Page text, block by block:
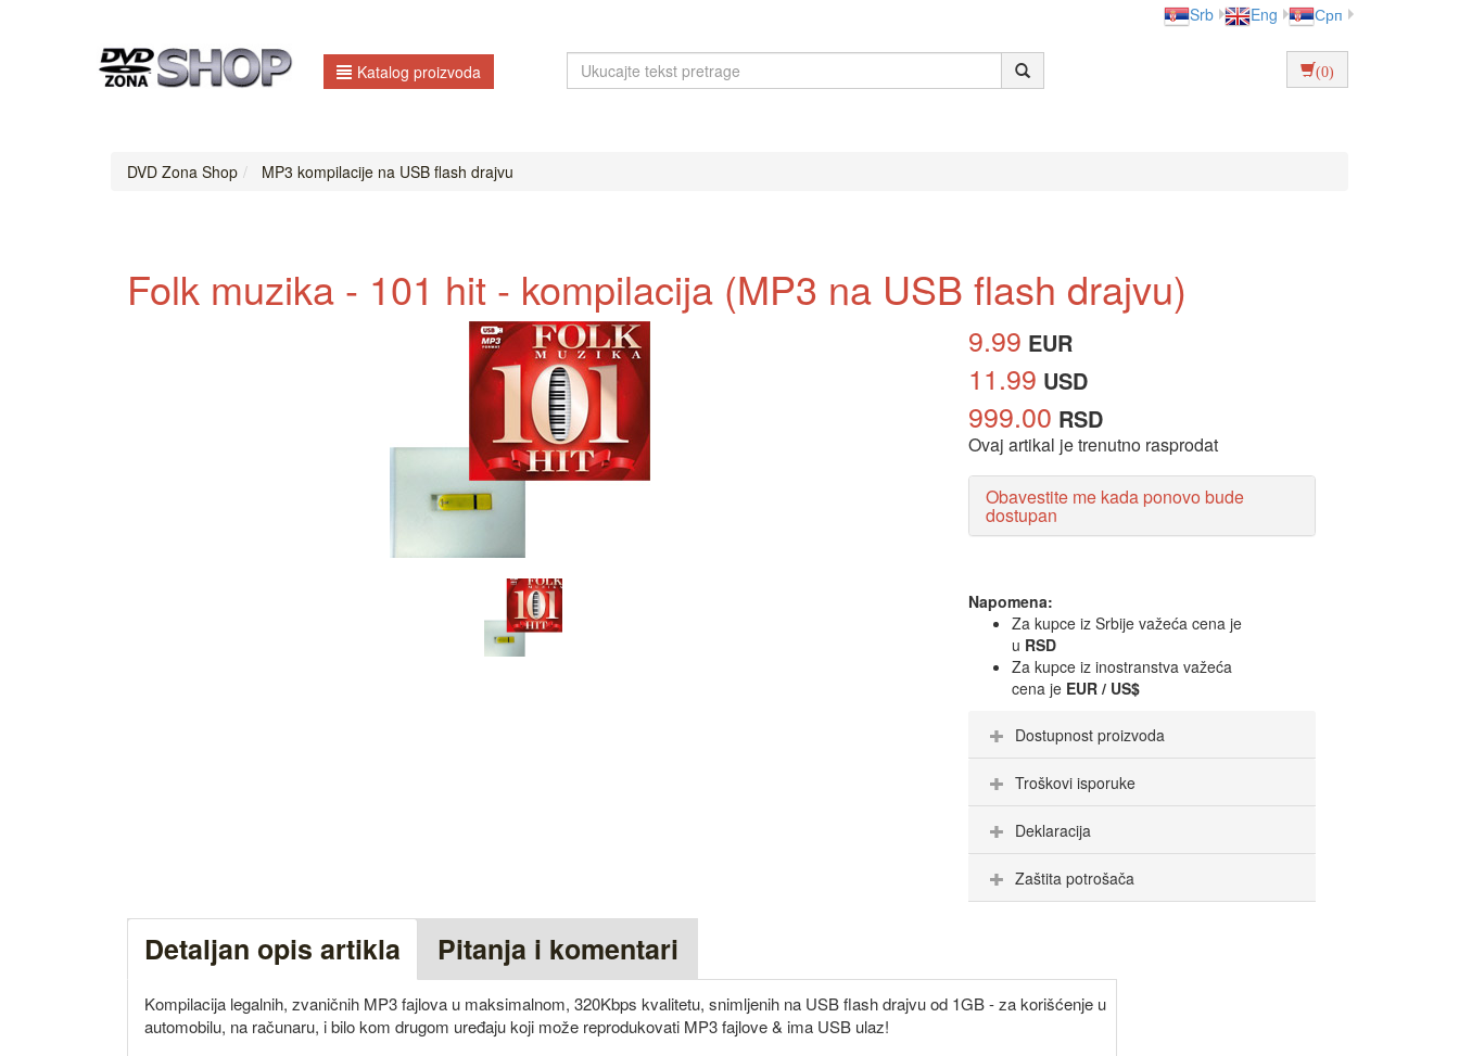
Srb Eng Срп
Katalog proizvoda (0)
DVD Zona Shop MP3 kompilacije na USB flash drajvu
Folk muzika - 101 hit - kompilacija (MP3 na USB flash drajvu)
9.99 EUR
11.99 USD
999.00 RSD
Ovaj artikal je trenutno rasprodat
Obavestite me kada ponovo bude
dostupan
Napomena:
Za kupce iz Srbije važeća cena je
u RSD
Za kupce iz inostranstva važeća
cena je EUR / US$
Dostupnost proizvoda
Troškovi isporuke
Deklaracija
Zaštita potrošača
Detaljan opis artikla Pitanja i komentari
Kompilacija legalnih, zvaničnih MP3 fajlova u maksimalnom, 320Kbps kvalitetu, snimljenih na USB flash drajvu od 1GB - za korišćenje u
automobilu, na računaru, i bilo kom drugom uređaju koji može reprodukovati MP3 fajlove & ima USB ulaz!